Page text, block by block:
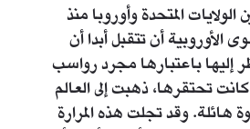
المتحدة وأوروبا منذ
الأوروبية أن تتقبل أبدا أن
إليها باعتبارها مجرد رواسب
تحتقرها، ذهبت إلى العالم
هائلة. وقد تجلت هذه المرارة